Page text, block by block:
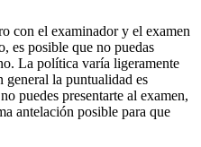
con el examinador y el examen
es posible que no puedas
La política varía ligeramente
general la puntualidad es
puedes presentarte al examen,
antelación posible para que